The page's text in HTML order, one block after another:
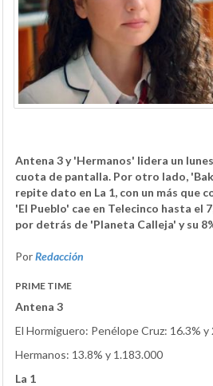
Antena 3 y 'Hermanos' lidera un
cuota de pantalla. Por otro lado,
repite dato en La 1, con un más que
'El Pueblo' cae en Telecinco hasta el
por detrás de 'Planeta Calleja' y su
PorRedacción
PRIME TIME
Antena 3
El Hormiguero: Penélope Cruz: 16.3% y
Hermanos: 13.8% y 1.183.000
La 1